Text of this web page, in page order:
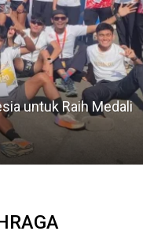
untuk Raih Medali